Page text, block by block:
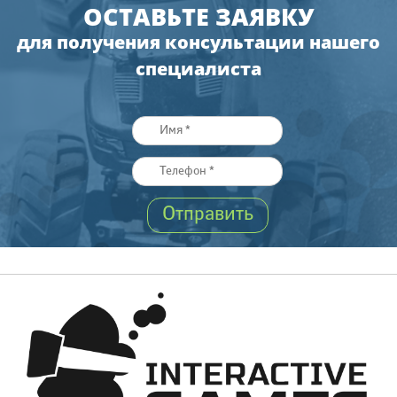
ОСТАВЬТЕ ЗАЯВКУ
для получения консультации нашего
специалиста